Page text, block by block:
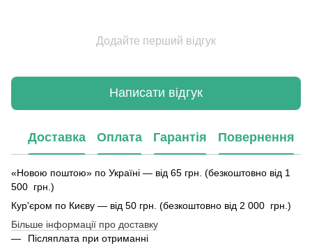
Додайте перший відгук
Написати відгук
Доставка Оплата Гарантія Повернення
«Новою поштою» по Україні — від 65 грн. (безкоштовно від 1
500 грн.)
Кур'єром по Києву — від 50 грн. (безкоштовно від 2 000 грн.)
Більше інформації про доставку
Післяплата при отриманні